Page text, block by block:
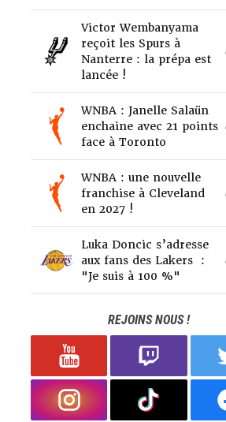
Victor Wembanyama
reçoit les Spurs à
Nanterre : la prépa est
lancée !
WNBA : Janelle Salaün
enchaine avec 21 points
face à Toronto
WNBA : une nouvelle
franchise à Cleveland
en 2027 !
Luka Doncic s’adresse
aux fans des Lakers :
"Je suis à 100 %"
REJOINS NOUS !